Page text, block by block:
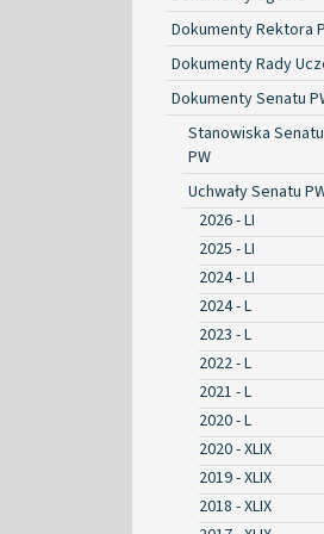
Dokumenty Rektora
Dokumenty Rady
Dokumenty Senatu
Stanowiska Senatu
PW
Uchwały Senatu
2026 - LI
2025 - LI
2024 - LI
2024 - L
2023 - L
2022 - L
2021 - L
2020 - L
2020 - XLIX
2019 - XLIX
2018 - XLIX